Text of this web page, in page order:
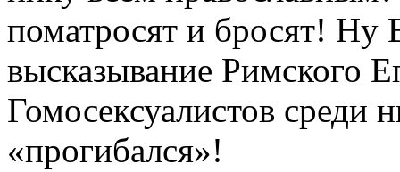
поматросят и бросят! Ну
высказывание Римского
Гомосексуалистов среди
«прогибался»!